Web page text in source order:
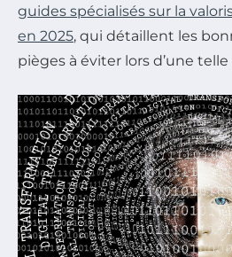
guides spécialisés sur la
en 2025, qui détaillent les
pièges à éviter lors d’une